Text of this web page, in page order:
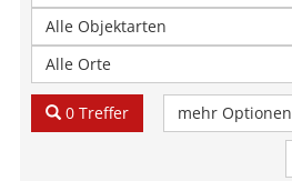
Alle Objektarten
Alle Orte
0 Treffer mehr Optionen